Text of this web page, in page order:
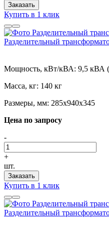
Заказать
Купить в 1 клик
Разделительный
Мощность, кВт/кВА: 9,5 кВА
Масса, кг: 140 кг
Размеры, мм: 285х940х345
Цена по запросу
-
+
шт.
Заказать
Купить в 1 клик
Разделительный